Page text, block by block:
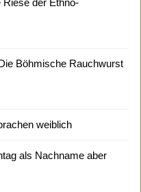
Riese der Ethno-
Böhmische Rauchwurst
weiblich
als Nachname aber